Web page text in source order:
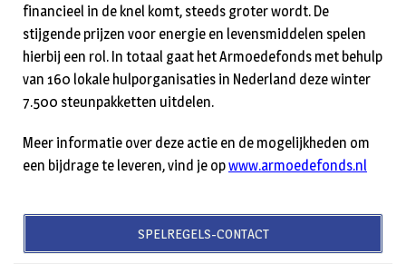
financieel in de knel komt, steeds groter wordt. De
stijgende prijzen voor energie en levensmiddelen spelen
hierbij een rol. In totaal gaat het Armoedefonds met behulp
van 160 lokale hulporganisaties in Nederland deze winter
7.500 steunpakketten uitdelen.
Meer informatie over deze actie en de mogelijkheden om
een bijdrage te leveren, vind je opwww.armoedefonds.nl
SPELREGELS-CONTACT